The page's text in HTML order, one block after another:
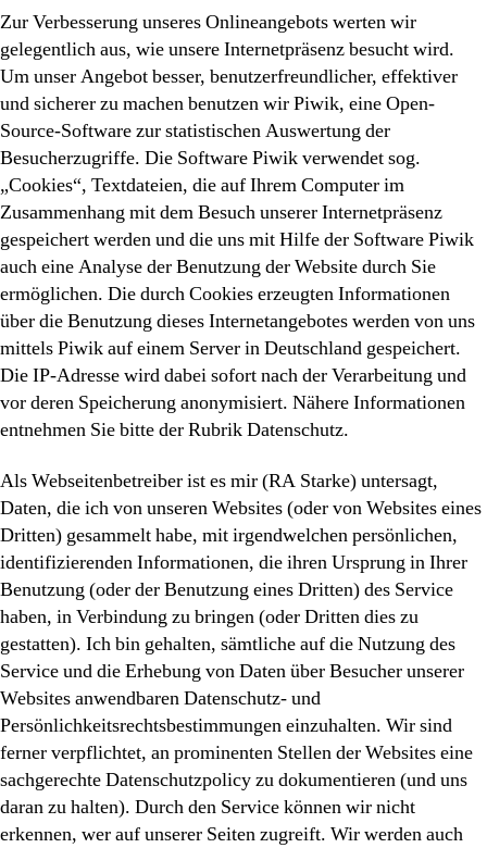
Zur Verbesserung unseres Onlineangebots werten wir
gelegentlich aus, wie unsere Internetpräsenz besucht wird.
Um unser Angebot besser, benutzerfreundlicher, effektiver
und sicherer zu machen benutzen wir Piwik, eine Open-
Source-Software zur statistischen Auswertung der
Besucherzugriffe. Die Software Piwik verwendet sog.
„Cookies“, Textdateien, die auf Ihrem Computer im
Zusammenhang mit dem Besuch unserer Internetpräsenz
gespeichert werden und die uns mit Hilfe der Software Piwik
auch eine Analyse der Benutzung der Website durch Sie
ermöglichen. Die durch Cookies erzeugten Informationen
über die Benutzung dieses Internetangebotes werden von uns
mittels Piwik auf einem Server in Deutschland gespeichert.
Die IP-Adresse wird dabei sofort nach der Verarbeitung und
vor deren Speicherung anonymisiert. Nähere Informationen
entnehmen Sie bitte der Rubrik Datenschutz.
Als Webseitenbetreiber ist es mir (RA Starke) untersagt,
Daten, die ich von unseren Websites (oder von Websites eines
Dritten) gesammelt habe, mit irgendwelchen persönlichen,
identifizierenden Informationen, die ihren Ursprung in Ihrer
Benutzung (oder der Benutzung eines Dritten) des Service
haben, in Verbindung zu bringen (oder Dritten dies zu
gestatten). Ich bin gehalten, sämtliche auf die Nutzung des
Service und die Erhebung von Daten über Besucher unserer
Websites anwendbaren Datenschutz- und
Persönlichkeitsrechtsbestimmungen einzuhalten. Wir sind
ferner verpflichtet, an prominenten Stellen der Websites eine
sachgerechte Datenschutzpolicy zu dokumentieren (und uns
daran zu halten). Durch den Service können wir nicht
erkennen, wer auf unserer Seiten zugreift. Wir werden auch